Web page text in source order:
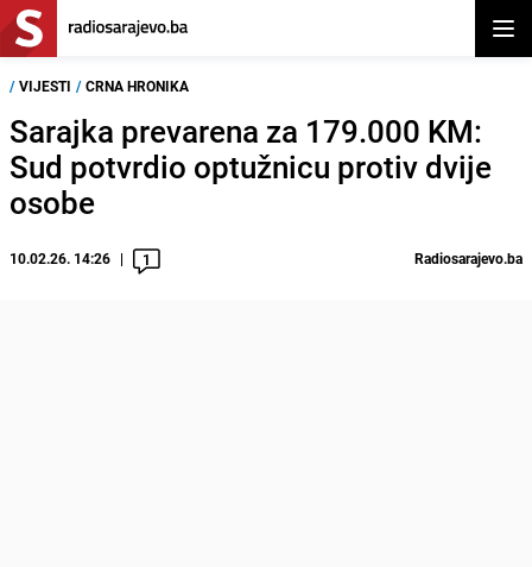
/ VIJESTI / CRNA HRONIKA
Sarajka prevarena za 179.000 KM:
Sud potvrdio optužnicu protiv dvije
osobe
10.02.26. 14:26 1 Radiosarajevo.ba